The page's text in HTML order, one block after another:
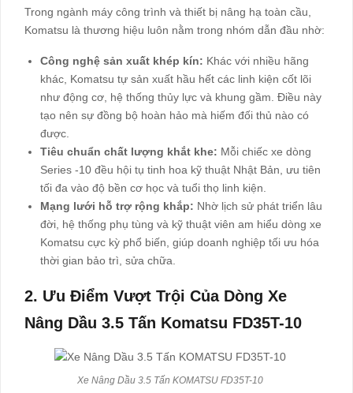
Trong ngành máy công trình và thiết bị nâng hạ toàn cầu,
Komatsu là thương hiệu luôn nằm trong nhóm dẫn đầu nhờ:
Công nghệ sản xuất khép kín: Khác với nhiều hãng
khác, Komatsu tự sản xuất hầu hết các linh kiện cốt lõi
như động cơ, hệ thống thủy lực và khung gầm. Điều này
tạo nên sự đồng bộ hoàn hảo mà hiếm đối thủ nào có
được.
Tiêu chuẩn chất lượng khắt khe: Mỗi chiếc xe dòng
Series -10 đều hội tụ tinh hoa kỹ thuật Nhật Bản, ưu tiên
tối đa vào độ bền cơ học và tuổi thọ linh kiện.
Mạng lưới hỗ trợ rộng khắp: Nhờ lịch sử phát triển lâu
đời, hệ thống phụ tùng và kỹ thuật viên am hiểu dòng xe
Komatsu cực kỳ phổ biến, giúp doanh nghiệp tối ưu hóa
thời gian bảo trì, sửa chữa.
2. Ưu Điểm Vượt Trội Của Dòng Xe
Nâng Dầu 3.5 Tấn Komatsu FD35T-10
Xe Nâng Dầu 3.5 Tấn KOMATSU FD35T-10